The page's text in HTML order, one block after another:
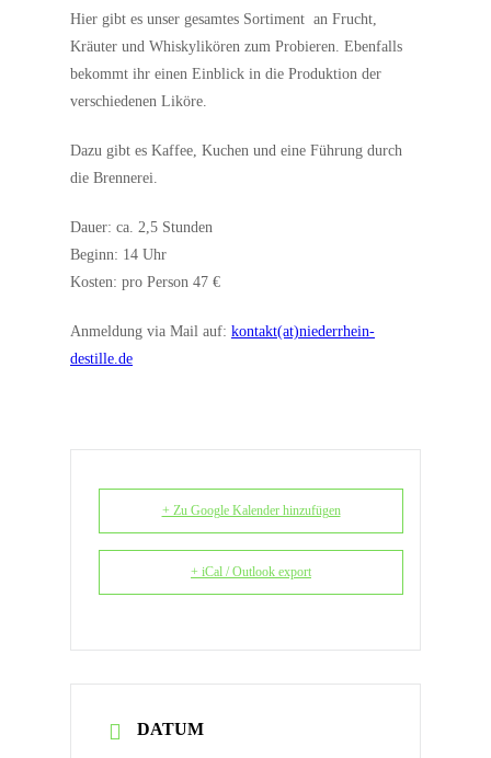
Hier gibt es unser gesamtes Sortiment an Frucht,
Kräuter und Whiskylikören zum Probieren. Ebenfalls
bekommt ihr einen Einblick in die Produktion der
verschiedenen Liköre.
Dazu gibt es Kaffee, Kuchen und eine Führung durch
die Brennerei.
Dauer: ca. 2,5 Stunden
Beginn: 14 Uhr
Kosten: pro Person 47 €
Anmeldung via Mail auf: kontakt(at)niederrhein-
destille.de
+ Zu Google Kalender hinzufügen
+ iCal / Outlook export
DATUM